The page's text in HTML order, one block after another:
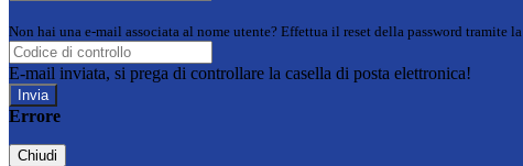
Non hai una e-mail associata al nome utente? Effettua il reset della password tramite la
E-mail inviata, si prega di controllare la casella di posta elettronica!
Errore
Chiudi